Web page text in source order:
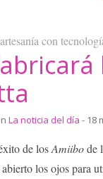
con
La noticia del día - 18
de losAmiibode
los ojos para